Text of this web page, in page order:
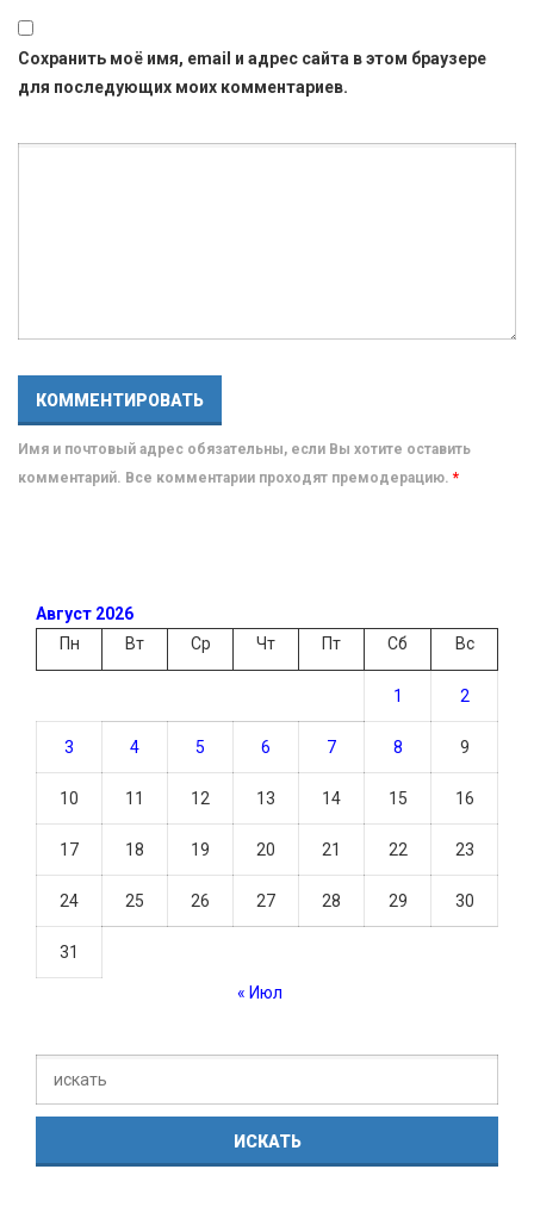
Сохранить моё имя, email и адрес сайта в этом браузере
для последующих моих комментариев.
Имя и почтовый адрес обязательны, если Вы хотите оставить
комментарий. Все комментарии проходят премодерацию. *
Август 2026
Пн
Вт Ср Чт Пт Сб Вс
1 2
3 4 5 6 7 8 9
10 11 12 13 14 15 16
17 18 19 20 21 22 23
24 25 26 27 28 29 30
31
« Июл